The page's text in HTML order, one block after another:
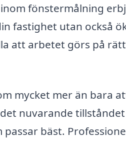
fönstermålning
fastighet utan också
att arbetet görs på
mycket mer än bara
nuvarande
bäst.